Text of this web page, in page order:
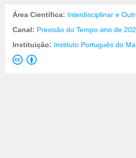
Área Científica: Interdisciplinar e
Canal: Previsão do Tempo ano de
Instituição: Instituto Português do